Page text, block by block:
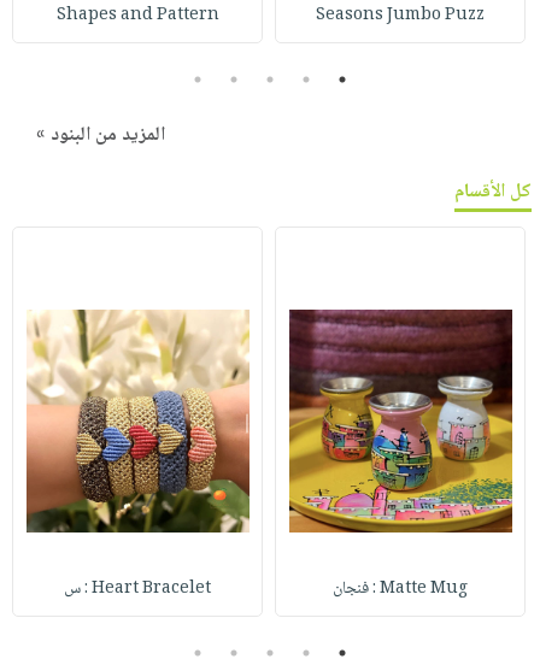
Seasons Jumbo Puzz
Shapes and Pattern
1
2
3
4
5
المزيد من البنود »
كل الأقسام
Matte Mug : فنجان Heart Bracelet : س
1
2
3
4
5